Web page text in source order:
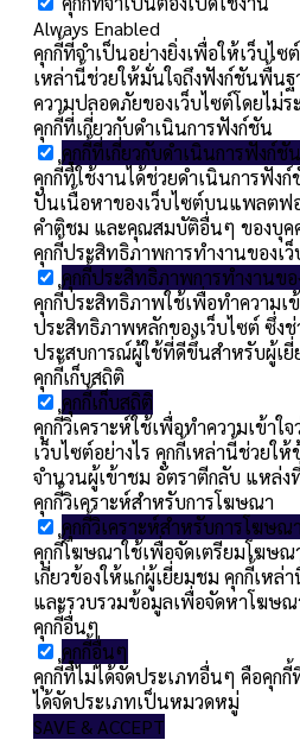
Always Enabled
คุกกี้ที่จำเป็นอย่างยิ่งเพื่อให้เว็บไซ
เหล่านี้ช่วยให้มั่นใจถึงฟังก์ชันพื้น
ความปลอดภัยของเว็บไซต์โดยไม่ร
คุกกี้ที่เกี่ยวกับดำเนินการฟังก์ชัน
คุกกี้ที่เกี่ยวกับดำเนินการฟังก์ชัน
คุกกี้ที่ใช้งานได้ช่วยดำเนินการฟังก์
ปันเนื้อหาของเว็บไซต์บนแพลตฟ
คำติชม และคุณสมบัติอื่นๆ ของบุค
คุกกี้ประสิทธิภาพการทำงานของเว็
คุกกี้ประสิทธิภาพการทำงานขอ
คุกกี้ประสิทธิภาพใช้เพื่อทำความเ
ประสิทธิภาพหลักของเว็บไซต์ ซึ่งช่
ประสบการณ์ผู้ใช้ที่ดีขึ้นสำหรับผู้เ
คุกกี้เก็บสถิติ
คุกกี้เก็บสถิติ
คุกกี้วิเคราะห์ใช้เพื่อทำความเข้าใ
เว็บไซต์อย่างไร คุกกี้เหล่านี้ช่วยใ
จำนวนผู้เข้าชม อัตราตีกลับ แหล่ง
คุกกี้วิเคราะห์สำหรับการโฆษณา
คุกกี้วิเคราะห์สำหรับการโฆษณา
คุกกี้โฆษณาใช้เพื่อจัดเตรียมโฆษ
เกี่ยวข้องให้แก่ผู้เยี่ยมชม คุกกี้เหล่
และรวบรวมข้อมูลเพื่อจัดหาโฆษ
คุกกี้อื่นๆ
คุกกี้อื่นๆ
คุกกี้ที่ไม่ได้จัดประเภทอื่นๆ คือคุกกี้
ได้จัดประเภทเป็นหมวดหมู่
SAVE & ACCEPT